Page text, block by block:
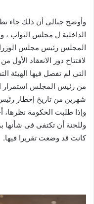
الداخلية ل مجلس النواب
المجلس رئيس مجلس
لافتتاح دور الانعقاد
التى لم تفصل فيها الهيئة
من رئيس المجلس استمرار
شهرين من تاريخ إخطار
وإذا طلبت الحكومة نظرها،
وللجنة أن تكتفى فى شأنها
كانت قد وضعت تقريرا فيها.